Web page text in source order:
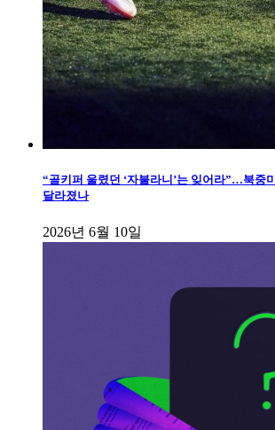
“골키퍼 울렸던 ‘자불라니’는 잊어라”…북중
달라졌나
2026년 6월 10일